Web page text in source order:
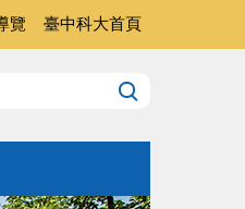
覽 臺中科大首頁